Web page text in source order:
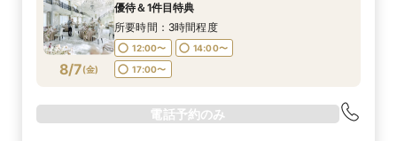
8/7(金)
優待＆1件目特典
所要時間：3時間程度
12:00〜
14:00〜
17:00〜
電話予約のみ